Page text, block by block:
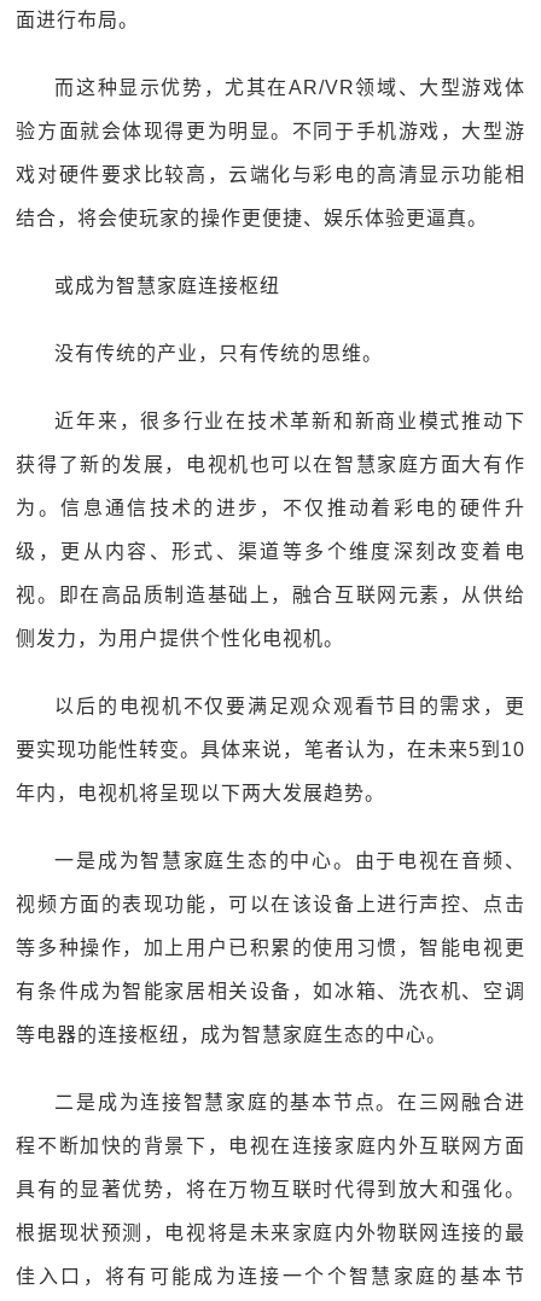
面进行布局。
而这种显示优势，尤其在AR/VR领域、大型游戏体
验方面就会体现得更为明显。不同于手机游戏，大型游
戏对硬件要求比较高，云端化与彩电的高清显示功能相
结合，将会使玩家的操作更便捷、娱乐体验更逼真。
或成为智慧家庭连接枢纽
没有传统的产业，只有传统的思维。
近年来，很多行业在技术革新和新商业模式推动下
获得了新的发展，电视机也可以在智慧家庭方面大有作
为。信息通信技术的进步，不仅推动着彩电的硬件升
级，更从内容、形式、渠道等多个维度深刻改变着电
视。即在高品质制造基础上，融合互联网元素，从供给
侧发力，为用户提供个性化电视机。
以后的电视机不仅要满足观众观看节目的需求，更
要实现功能性转变。具体来说，笔者认为，在未来5到10
年内，电视机将呈现以下两大发展趋势。
一是成为智慧家庭生态的中心。由于电视在音频、
视频方面的表现功能，可以在该设备上进行声控、点击
等多种操作，加上用户已积累的使用习惯，智能电视更
有条件成为智能家居相关设备，如冰箱、洗衣机、空调
等电器的连接枢纽，成为智慧家庭生态的中心。
二是成为连接智慧家庭的基本节点。在三网融合进
程不断加快的背景下，电视在连接家庭内外互联网方面
具有的显著优势，将在万物互联时代得到放大和强化。
根据现状预测，电视将是未来家庭内外物联网连接的最
佳入口，将有可能成为连接一个个智慧家庭的基本节